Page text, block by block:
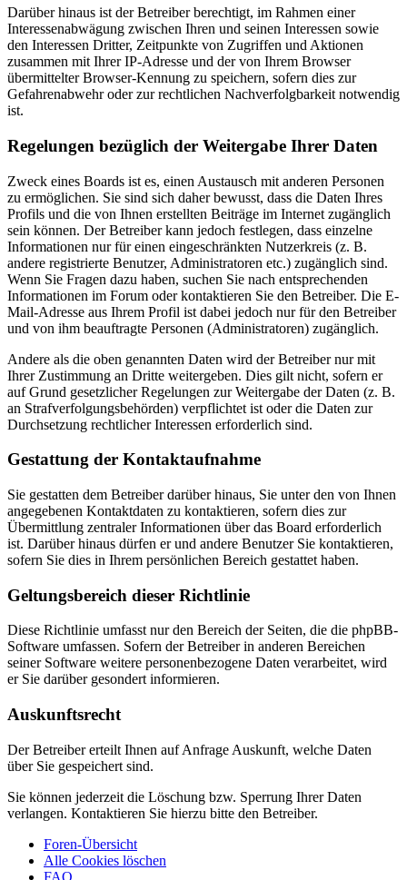
Darüber hinaus ist der Betreiber berechtigt, im Rahmen einer
Interessenabwägung zwischen Ihren und seinen Interessen sowie
den Interessen Dritter, Zeitpunkte von Zugriffen und Aktionen
zusammen mit Ihrer IP-Adresse und der von Ihrem Browser
übermittelter Browser-Kennung zu speichern, sofern dies zur
Gefahrenabwehr oder zur rechtlichen Nachverfolgbarkeit notwendig
ist.
Regelungen bezüglich der Weitergabe Ihrer Daten
Zweck eines Boards ist es, einen Austausch mit anderen Personen
zu ermöglichen. Sie sind sich daher bewusst, dass die Daten Ihres
Profils und die von Ihnen erstellten Beiträge im Internet zugänglich
sein können. Der Betreiber kann jedoch festlegen, dass einzelne
Informationen nur für einen eingeschränkten Nutzerkreis (z. B.
andere registrierte Benutzer, Administratoren etc.) zugänglich sind.
Wenn Sie Fragen dazu haben, suchen Sie nach entsprechenden
Informationen im Forum oder kontaktieren Sie den Betreiber. Die E-
Mail-Adresse aus Ihrem Profil ist dabei jedoch nur für den Betreiber
und von ihm beauftragte Personen (Administratoren) zugänglich.
Andere als die oben genannten Daten wird der Betreiber nur mit
Ihrer Zustimmung an Dritte weitergeben. Dies gilt nicht, sofern er
auf Grund gesetzlicher Regelungen zur Weitergabe der Daten (z. B.
an Strafverfolgungsbehörden) verpflichtet ist oder die Daten zur
Durchsetzung rechtlicher Interessen erforderlich sind.
Gestattung der Kontaktaufnahme
Sie gestatten dem Betreiber darüber hinaus, Sie unter den von Ihnen
angegebenen Kontaktdaten zu kontaktieren, sofern dies zur
Übermittlung zentraler Informationen über das Board erforderlich
ist. Darüber hinaus dürfen er und andere Benutzer Sie kontaktieren,
sofern Sie dies in Ihrem persönlichen Bereich gestattet haben.
Geltungsbereich dieser Richtlinie
Diese Richtlinie umfasst nur den Bereich der Seiten, die die phpBB-
Software umfassen. Sofern der Betreiber in anderen Bereichen
seiner Software weitere personenbezogene Daten verarbeitet, wird
er Sie darüber gesondert informieren.
Auskunftsrecht
Der Betreiber erteilt Ihnen auf Anfrage Auskunft, welche Daten
über Sie gespeichert sind.
Sie können jederzeit die Löschung bzw. Sperrung Ihrer Daten
verlangen. Kontaktieren Sie hierzu bitte den Betreiber.
Foren-Übersicht
Alle Cookies löschen
FAQ